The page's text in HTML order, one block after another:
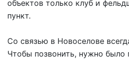
объектов только клуб и
пункт.
Со связью в Новоселове
Чтобы позвонить, нужно было